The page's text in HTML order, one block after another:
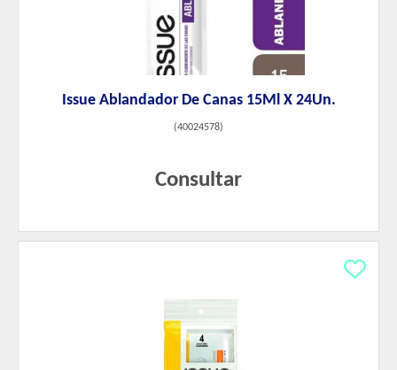
Issue Ablandador De Canas 15Ml X 24Un.
(40024578)
Consultar